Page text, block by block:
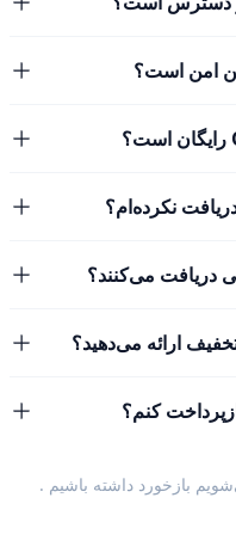
امن است؟
نکرده‌ام؟
دریافت می‌کنند؟
ارائه می‌دهید؟
کنم؟
بازخورد داشته باشیم .